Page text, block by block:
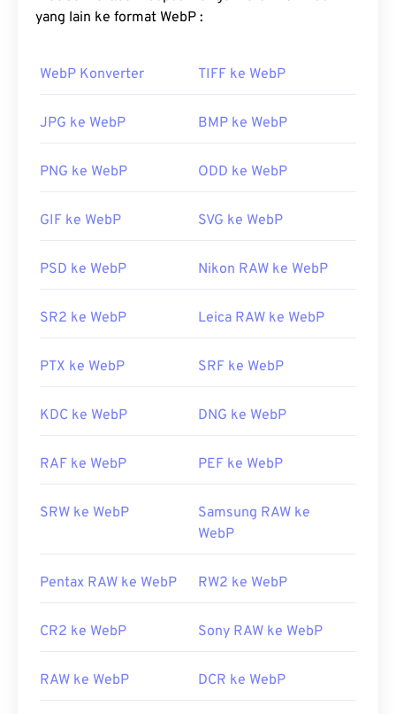
dengan kualitas visual yang serupa. Gambar WebP
WebP?
Program default untuk membuka WebP adalah
otomatis diGIMP Microsoft Paint. Selain
format WebP.
Pixelmatordan . Coba jugaCorel
Windows Photo Viewer
, danAdobe Photoshop
membuka WebP.
Rilis Awal:September 2010
Artikel Pengembang Google tentang kompresi
Alat WebP Terkait:
dari gambar WebP
yang lain ke format WebP :
WebP Konverter TIFF ke WebP
JPG ke WebP BMP ke WebP
PNG ke WebP ODD ke WebP
GIF ke WebP SVG ke WebP
PSD ke WebP Nikon RAW ke WebP
SR2 ke WebP Leica RAW ke WebP
PTX ke WebP SRF ke WebP
KDC ke WebP DNG ke WebP
RAF ke WebP PEF ke WebP
SRW ke WebP
Samsung RAW ke
WebP
Pentax RAW ke WebP RW2 ke WebP
CR2 ke WebP Sony RAW ke WebP
RAW ke WebP DCR ke WebP